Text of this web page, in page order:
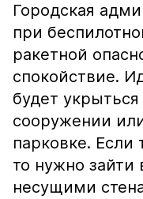
Городская
при
ракетной
спокойствие.
будет
сооружении
парковке. Если
то нужно
несущими